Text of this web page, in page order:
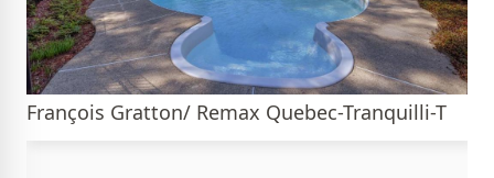
François Gratton/ Remax Quebec-Tranquilli-T